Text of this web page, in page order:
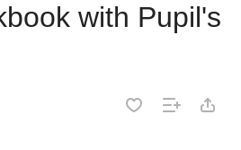
with Pupil's